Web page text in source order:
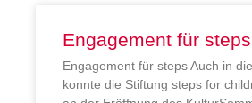
Engagement für steps
Engagement für steps Auch in
konnte die Stiftung steps for